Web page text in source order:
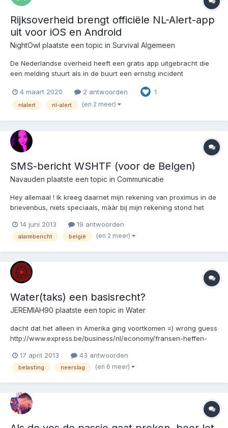
Rijksoverheid brengt officiële NL-Alert-app
uit voor iOS en Android
NightOwl plaatste een topic in Survival Algemeen
De Nederlandse overheid heeft een gratis app uitgebracht die
een melding stuurt als in de buurt een ernstig incident
plaatsvinden. Lees verder:
https://www.google.com/amp/s/www.nu.nl/tech/6035030/rijksov
4 maart 2020 2 antwoorden 1
nlalert nl-alert (en 2 meer)
SMS-bericht WSHTF (voor de Belgen)
Navauden plaatste een topic in Communicatie
Hey allemaal ! Ik kreeg daarnet mijn rekening van proximus in de
brievenbus, niets speciaals, mààr bij mijn rekening stond het
voor sommigen onder ons? Ik heb mezelf alleszins
ingeschreven, ook al ben ik niet doof of...
14 juni 2013 19 antwoorden
alarmbericht belgië (en 2 meer)
Water(taks) een basisrecht?
JEREMIAH90 plaatste een topic in Water
dacht dat het alleen in Amerika ging voortkomen =) wrong guess
http://www.express.be/business/nl/economy/fransen-heffen-
17 april 2013
43 antwoorden
belasting neerslag (en 6 meer)